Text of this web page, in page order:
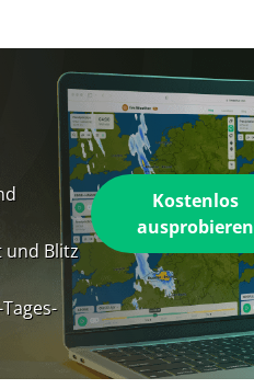
und Blitz
Kostenlos
ausprobieren